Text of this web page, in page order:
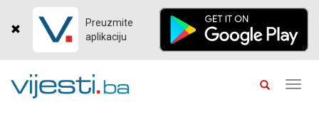
Preuzmite
aplikaciju